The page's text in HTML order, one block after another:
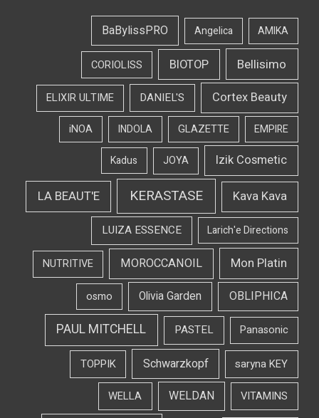
AMIKA
Angelica
BaBylissPRO
Bellisimo
BIOTOP
CORIOLISS
Cortex Beauty
DANIEL'S
ELIXIR ULTIME
EMPIRE
GLAZETTE
INDOLA
iNOA
Izik Cosmetic
JOYA
Kadus
Kava Kava
KERASTASE
LA BEAUT'E
Larich'e Directions
LUIZA ESSENCE
Mon Platin
MOROCCANOIL
NUTRITIVE
OBLIPHICA
Olivia Garden
osmo
Panasonic
PASTEL
PAUL MITCHELL
saryna KEY
Schwarzkopf
TOPPIK
VITAMINS
WELDAN
WELLA